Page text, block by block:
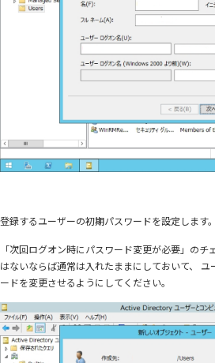
登録するユーザーの初期パスワードを設定します。
「次回ログオン時にパスワード変更が必要」の
はないならば通常は入れたままにしておいて、
ードを変更させるようにしてください。